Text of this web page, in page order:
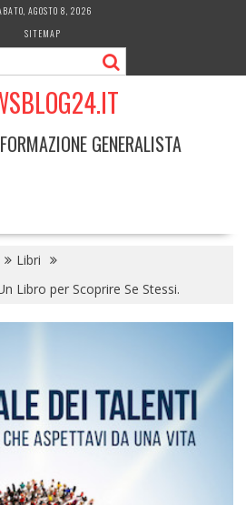
AGOSTO 8, 2026
SITEMAP
GENERALISTA
Libri
Libro per Scoprire Se Stessi.